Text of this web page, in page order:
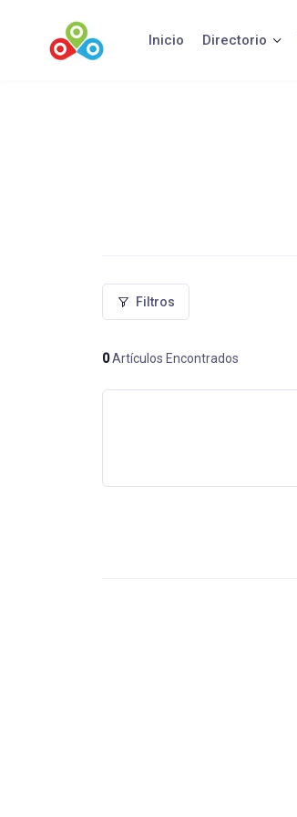
contenido
Inicio Directorio
Filtros
0Artículos Encontrados